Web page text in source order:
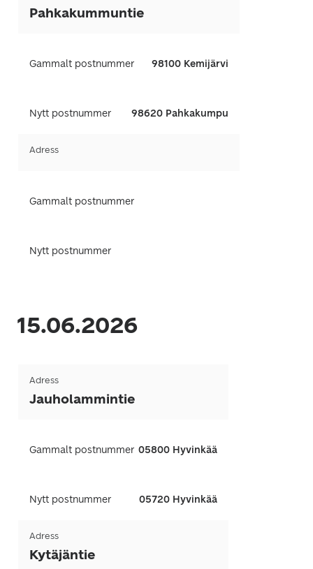
Pahkakummuntie
Gammalt postnummer 98100 Kemijärvi
Nytt postnummer 98620 Pahkakumpu
Adress
Gammalt postnummer
Nytt postnummer
15.06.2026
Adress
Jauholammintie
Gammalt postnummer 05800 Hyvinkää
Nytt postnummer 05720 Hyvinkää
Adress
Kytäjäntie